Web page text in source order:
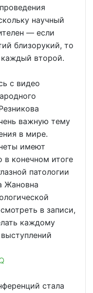
научный
— если
близорукий, то
каждый второй.
с видео
важную тему
в мире.
имеют
в конечном итоге
патологии
Жановна
в записи,
каждому
стала